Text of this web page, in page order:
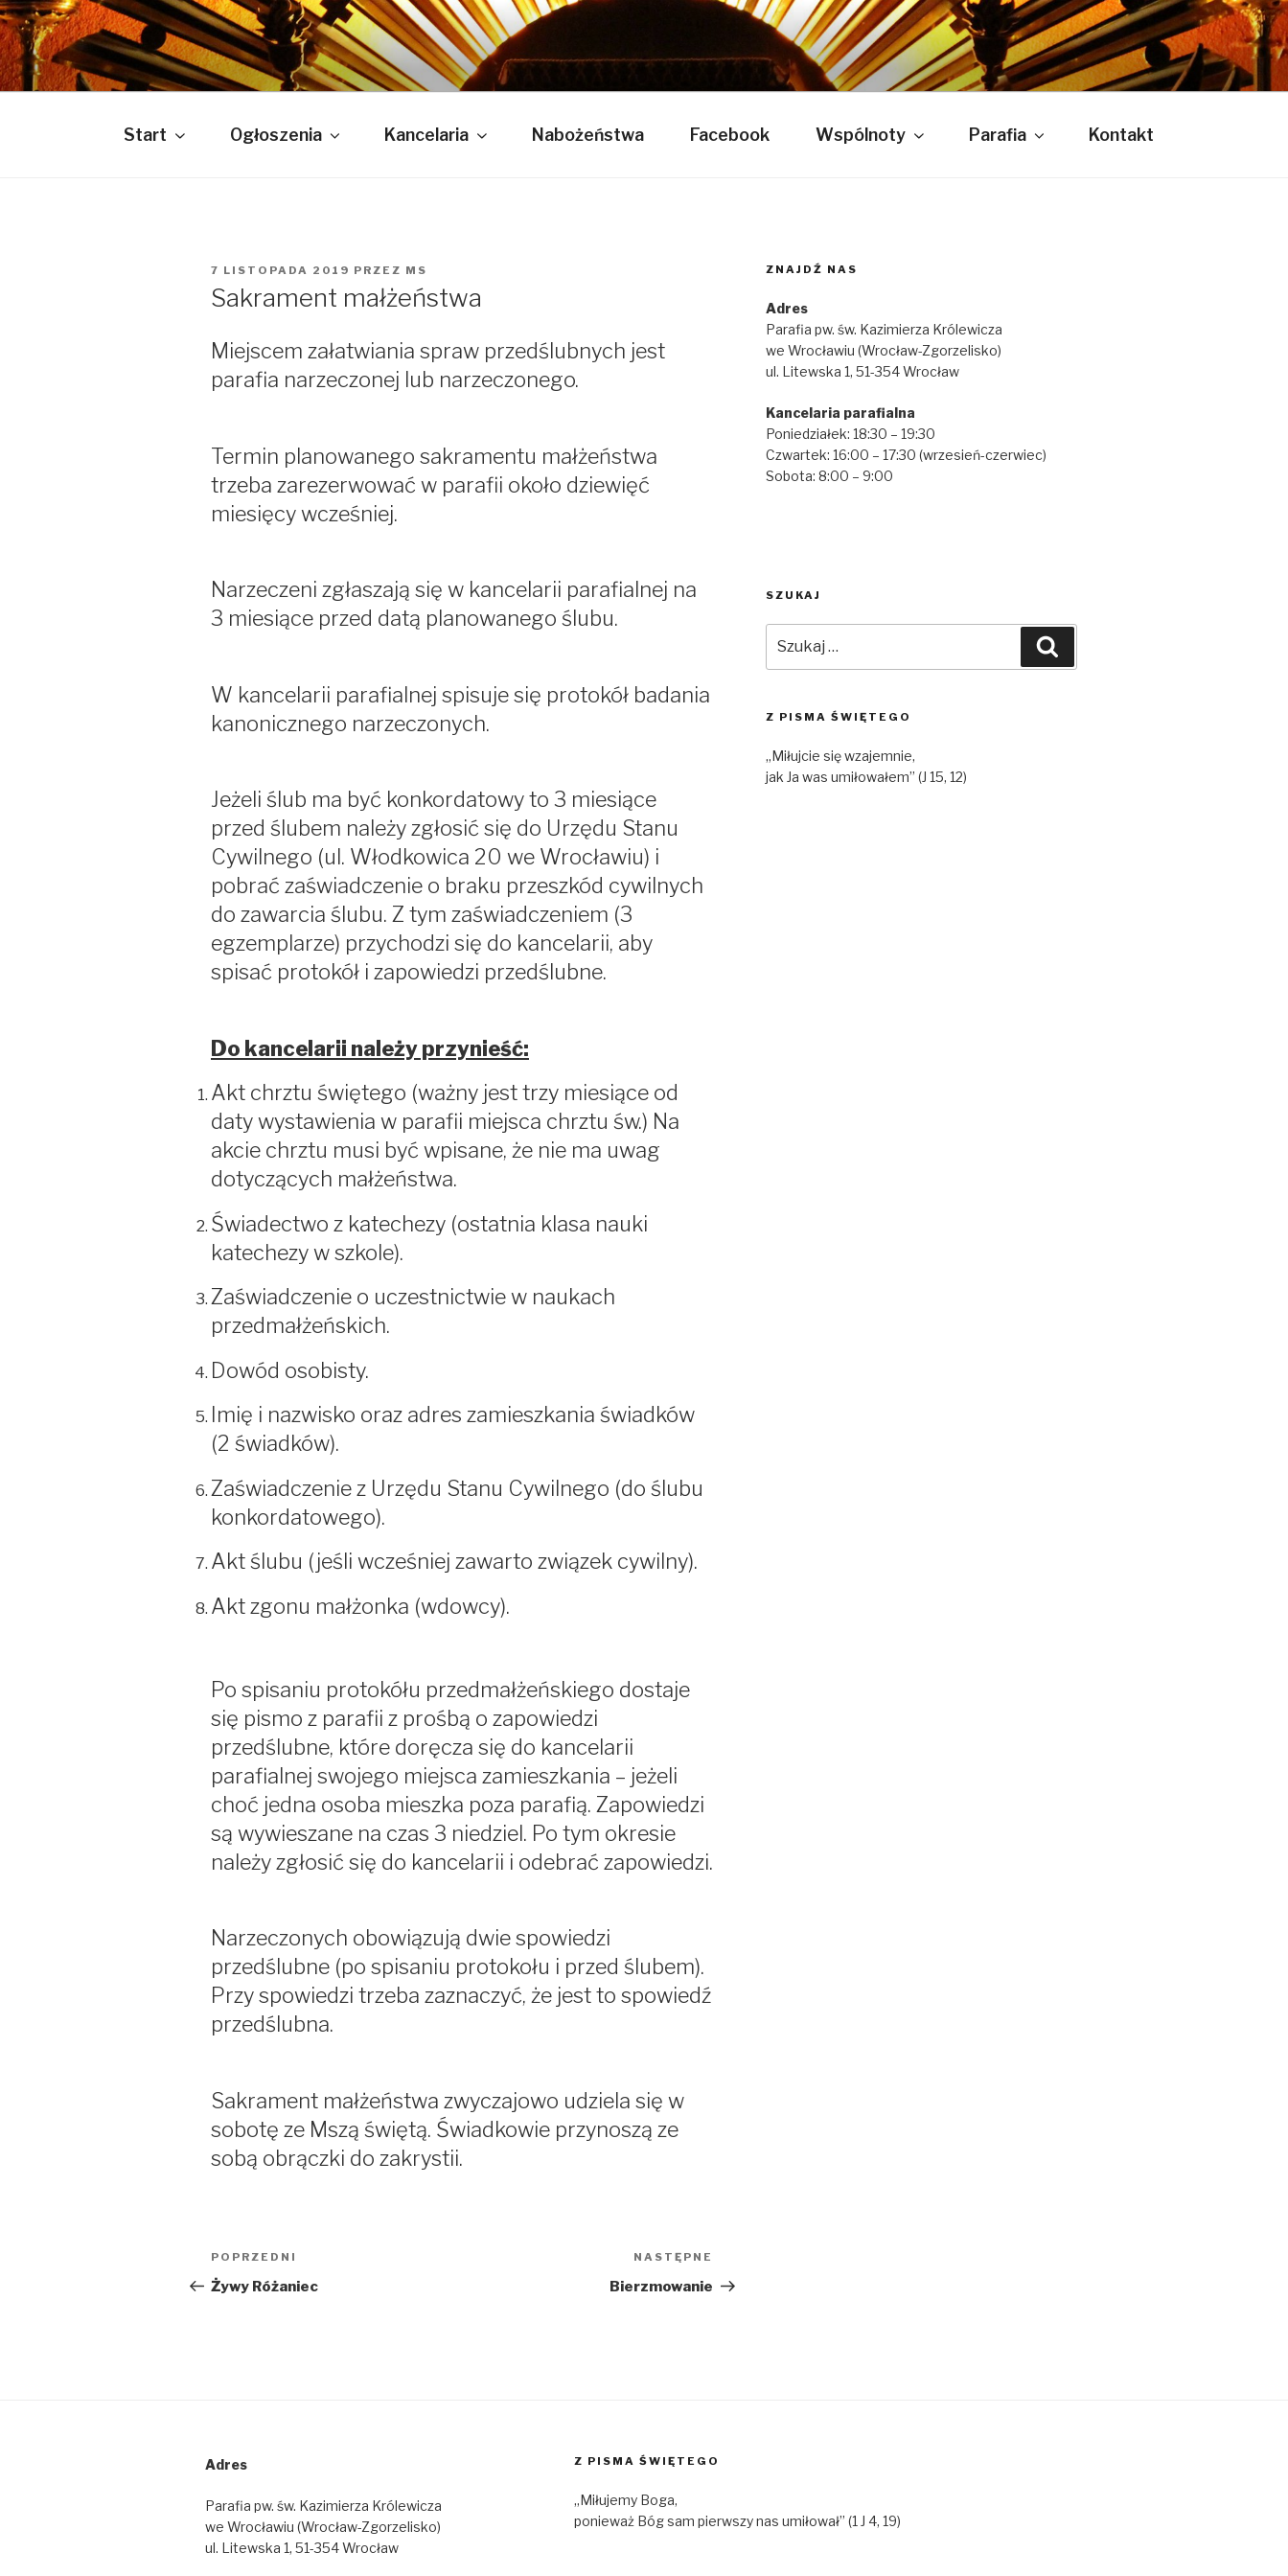
Przejdź
do
treści
PARAFIA PW. ŚW. KAZIMIERZA KRÓLEWICZA
Bóg jest Miłością
Start Ogłoszenia Kancelaria Nabożeństwa Facebook Wspólnoty Parafia Kontakt
OPUBLIKOWANE
W
7 LISTOPADA 2019 PRZEZ MS
Sakrament małżeństwa
Miejscem załatwiania spraw przedślubnych jest
parafia narzeczonej lub narzeczonego.
Termin planowanego sakramentu małżeństwa
trzeba zarezerwować w parafii około dziewięć
miesięcy wcześniej.
Narzeczeni zgłaszają się w kancelarii parafialnej na
3 miesiące przed datą planowanego ślubu.
W kancelarii parafialnej spisuje się protokół badania
kanonicznego narzeczonych.
Jeżeli ślub ma być konkordatowy to 3 miesiące
przed ślubem należy zgłosić się do Urzędu Stanu
Cywilnego (ul. Włodkowica 20 we Wrocławiu) i
pobrać zaświadczenie o braku przeszkód cywilnych
do zawarcia ślubu. Z tym zaświadczeniem (3
egzemplarze) przychodzi się do kancelarii, aby
spisać protokół i zapowiedzi przedślubne.
Do kancelarii należy przynieść:
Akt chrztu świętego (ważny jest trzy miesiące od
daty wystawienia w parafii miejsca chrztu św.) Na
akcie chrztu musi być wpisane, że nie ma uwag
dotyczących małżeństwa.
Świadectwo z katechezy (ostatnia klasa nauki
katechezy w szkole).
Zaświadczenie o uczestnictwie w naukach
przedmałżeńskich.
Dowód osobisty.
Imię i nazwisko oraz adres zamieszkania świadków
(2 świadków).
Zaświadczenie z Urzędu Stanu Cywilnego (do ślubu
konkordatowego).
Akt ślubu (jeśli wcześniej zawarto związek cywilny).
Akt zgonu małżonka (wdowcy).
Po spisaniu protokółu przedmałżeńskiego dostaje
się pismo z parafii z prośbą o zapowiedzi
przedślubne, które doręcza się do kancelarii
parafialnej swojego miejsca zamieszkania – jeżeli
choć jedna osoba mieszka poza parafią. Zapowiedzi
są wywieszane na czas 3 niedziel. Po tym okresie
należy zgłosić się do kancelarii i odebrać zapowiedzi.
Narzeczonych obowiązują dwie spowiedzi
przedślubne (po spisaniu protokołu i przed ślubem).
Przy spowiedzi trzeba zaznaczyć, że jest to spowiedź
przedślubna.
Sakrament małżeństwa zwyczajowo udziela się w
sobotę ze Mszą świętą. Świadkowie przynoszą ze
sobą obrączki do zakrystii.
Nawigacja
wpisu
Poprzedni
wpis
POPRZEDNI
Żywy Różaniec
wpis
NASTĘPNE
Bierzmowanie
ZNAJDŹ NAS
Adres
Parafia pw. św. Kazimierza Królewicza
we Wrocławiu (Wrocław-Zgorzelisko)
ul. Litewska 1, 51-354 Wrocław
Kancelaria parafialna
Poniedziałek: 18:30 – 19:30
Czwartek: 16:00 – 17:30 (wrzesień-czerwiec)
Sobota: 8:00 – 9:00
SZUKAJ
Z PISMA ŚWIĘTEGO
„Miłujcie się wzajemnie,
jak Ja was umiłowałem” (J 15, 12)
Adres
Parafia pw. św. Kazimierza Królewicza
we Wrocławiu (Wrocław-Zgorzelisko)
ul. Litewska 1, 51-354 Wrocław
Z PISMA ŚWIĘTEGO
„Miłujemy Boga,
ponieważ Bóg sam pierwszy nas umiłował” (1 J 4, 19)